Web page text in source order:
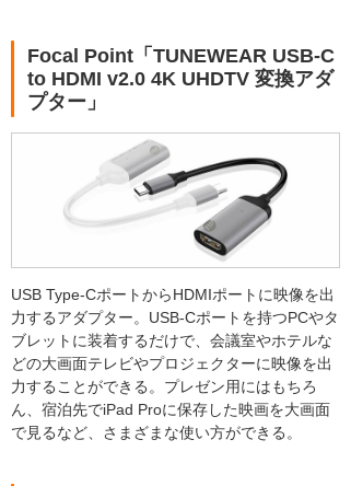
Focal Point「TUNEWEAR USB-C
to HDMI v2.0 4K UHDTV 変換アダ
プター」
USB Type-CポートからHDMIポートに映像を出
力するアダプター。USB-Cポートを持つPCやタ
ブレットに装着するだけで、会議室やホテルな
どの大画面テレビやプロジェクターに映像を出
力することができる。プレゼン用にはもちろ
ん、宿泊先でiPad Proに保存した映画を大画面
で見るなど、さまざまな使い方ができる。